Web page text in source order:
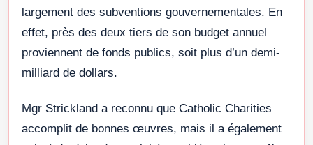
largement des subventions gouvernementales. En
effet, près des deux tiers de son budget annuel
proviennent de fonds publics, soit plus d’un demi-
milliard de dollars.
Mgr Strickland a reconnu que Catholic Charities
accomplit de bonnes œuvres, mais il a également